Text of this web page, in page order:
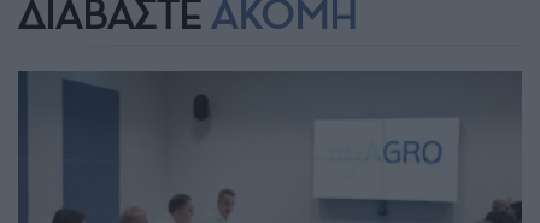
ΔΙΑΒΑΣΤΕ ΑΚΟΜΗ